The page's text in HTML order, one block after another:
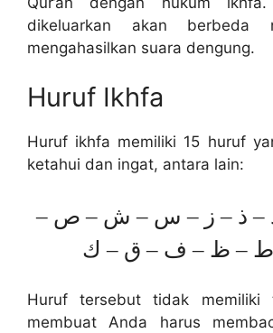
dikeluarkan akan berbeda
mengahasilkan suara dengung.
Huruf Ikhfa
Huruf ikhfa memiliki 15 huruf
ketahui dan ingat, antara lain:
– ذ – ز – س – ش – ص –
– ظ – ف – ق – ك
Huruf tersebut tidak memiliki
membuat Anda harus